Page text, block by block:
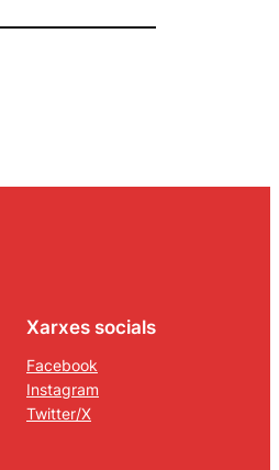
Xarxes socials
Facebook
Instagram
Twitter/X